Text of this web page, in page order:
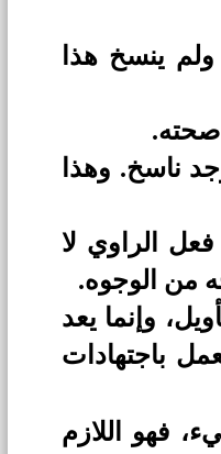
ينسخ هذا
صحته.
ناسخ. وهذا
الراوي لا
من الوجوه.
وإنما يعد
باجتهادات
فهو اللازم